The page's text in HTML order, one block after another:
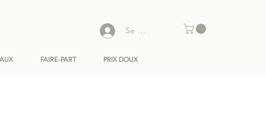
FAIRE-PART PRIX DOUX
Se connecter